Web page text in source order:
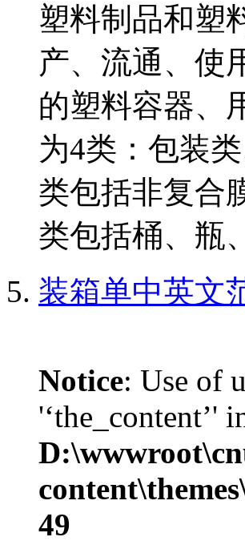
塑料制品和塑
产、流通、使
的塑料容器、
为4类：包装
类包括非复合
类包括桶、瓶
装箱单中英文
Notice: Use of
'‘the_content’'
49